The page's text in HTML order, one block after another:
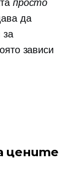
просто
да
за
зависи
цените